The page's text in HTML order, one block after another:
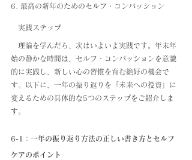
6. 最高の新年のためのセルフ・コンパッション
実践ステップ
理論を学んだら、次はいよいよ実践です。年末年
始の静かな時間は、セルフ・コンパッションを意識
的に実践し、新しい心の習慣を育む絶好の機会で
す。以下に、一年の振り返りを「未来への投資」に
変えるための具体的な5つのステップをご紹介しま
す。
6-1：一年の振り返り方法の正しい書き方とセルフ
ケアのポイント